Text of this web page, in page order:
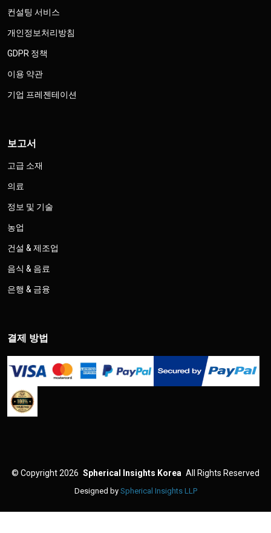
컨설팅 서비스
개인정보처리방침
GDPR 정책
이용 약관
기업 프레젠테이션
보고서
고급 소재
의료
정보 및 기술
농업
건설 & 제조업
음식 & 음료
은행 & 금융
결제 방법
© Copyright 2026 Spherical Insights Korea All Rights Reserved
Designed by Spherical Insights LLP